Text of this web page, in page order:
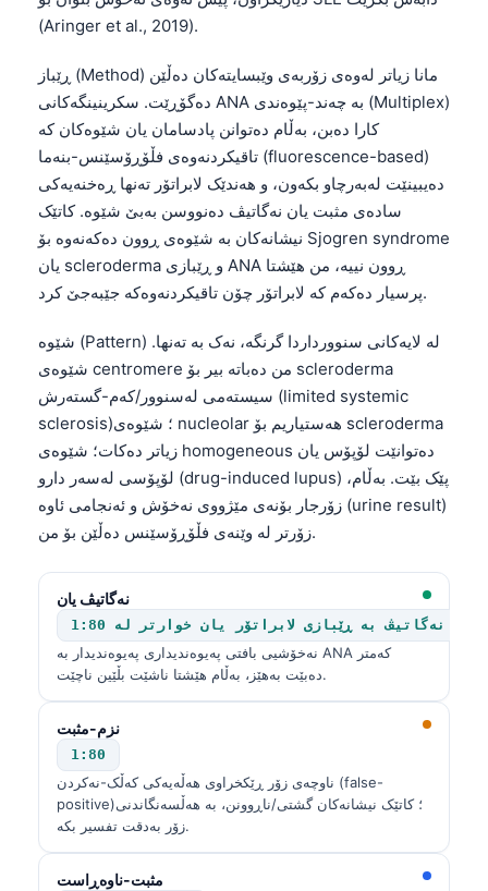
(Aringer et al., 2019).
ڕێباز (Method) مانا زیاتر لەوەی زۆربەی وێبسایتەکان دەڵێن
دەگۆڕێت. سکرینینگەکانی ANA بە چەند-پێوەندی (Multiplex)
کارا دەبن، بەڵام دەتوانن پادسامان یان شێوەکان کە
تاقیکردنەوەی فڵۆڕۆسێنس-بنەما (fluorescence-based)
دەیبینێت لەبەرچاو بکه‌ون، و هەندێک لابراتۆر تەنها ڕەخنەیەکی
سادەی مثبت یان نەگاتیڤ دەنووسن بەبێ شێوە. کاتێک
نیشانەکان بە شێوەی ڕوون دەکەنەوە بۆ Sjogren syndrome
یان scleroderma و ڕێبازی ANA ڕوون نییە، من هێشتا
پرسیار دەکەم کە لابراتۆر چۆن تاقیکردنەوەکە جێبەجێ کرد.
شێوە (Pattern) لە لایەکانی سنوورداردا گرنگە، نەک بە تەنها.
شێوەی centromere من دەباتە بیر بۆ scleroderma
سیستەمی لەسنوور/کەم-گستەرش (limited systemic
sclerosis)؛ شێوەی nucleolar هەستیاریم بۆ scleroderma
زیاتر دەکات؛ شێوەی homogeneous دەتوانێت لۆپۆس یان
لۆپۆسی لەسەر دارو (drug-induced lupus) پێک بێت. بەڵام،
زۆرجار بۆنەی مێژووی نەخۆش و ئەنجامی ئاوە (urine result)
زۆرتر لە وێنەی فڵۆڕۆسێنس دەڵێن بۆ من.
نەگاتیڤ یان
نەگاتیڤ بە ڕێبازی لابراتۆر یان خوارتر لە 1:80
نەخۆشیی بافتی پەیوەندیداری پەیوەندیدار بە ANA کەمتر
دەبێت بەهێز، بەڵام هێشتا ناشێت بڵێین ناچێت.
نزم-مثبت
1:80
ناوچەی زۆر ڕێکخراوی هەڵەیەکی کەڵک-نەکردن (false-
positive)؛ کاتێک نیشانەکان گشتی/ناڕوونن، بە هەڵسەنگاندنی
زۆر بەدقت تفسیر بکە.
مثبت-ناوەڕاست